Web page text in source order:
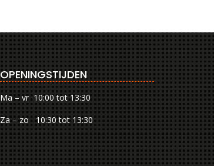
OPENINGSTIJDEN
Ma – vr 10:00 tot 13:30
Za – zo 10:30 tot 13:30